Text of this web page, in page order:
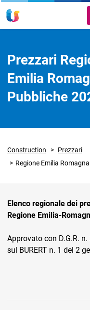
Prezzari
Emilia
Pubbliche
Construction
Prezzari
Regione Emilia
Elenco regionale dei
Regione Emilia-
Approvato con D.G.R.
sul BURERT n. 1 del 2